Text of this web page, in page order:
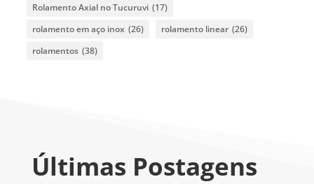
Rolamento Axial no Tucuruvi (17)
rolamento em aço inox (26) rolamento linear (26)
rolamentos (38)
Últimas Postagens